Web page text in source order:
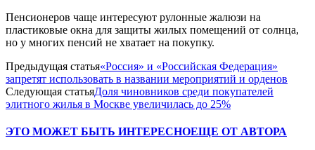
Пенсионеров чаще интересуют рулонные жалюзи на
пластиковые окна для защиты жилых помещений от солнца,
но у многих пенсий не хватает на покупку.
Предыдущая статья«Россия» и «Российская Федерация»
запретят использовать в названии мероприятий и орденов
Следующая статьяДоля чиновников среди покупателей
элитного жилья в Москве увеличилась до 25%
ЭТО МОЖЕТ БЫТЬ ИНТЕРЕСНОЕЩЕ ОТ АВТОРА